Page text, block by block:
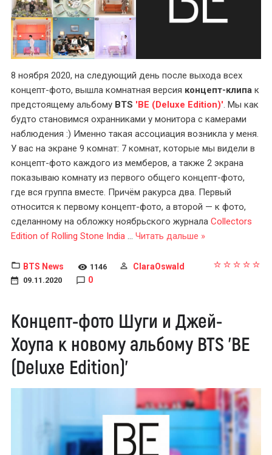
8 ноября 2020, на следующий день после выхода всех
концепт-фото, вышла комнатная версия концепт-клипа к
предстоящему альбому BTS 'BE (Deluxe Edition)'. Мы как
будто становимся охранниками у монитора с камерами
наблюдения :) Именно такая ассоциация возникла у меня.
У вас на экране 9 комнат: 7 комнат, которые мы видели в
концепт-фото каждого из мемберов, а также 2 экрана
показываю комнату из первого общего концепт-фото,
где вся группа вместе. Причём ракурса два. Первый
относится к первому концепт-фото, а второй — к фото,
сделанному на обложку ноябрьского журнала Collectors
Edition of Rolling Stone India ... Читать дальше »
BTS News 1146 ClaraOswald
09.11.2020 0
Концепт-фото Шуги и Джей-
Хоупа к новому альбому BTS 'BE
(Deluxe Edition)'